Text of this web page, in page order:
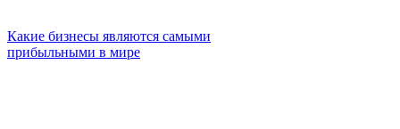
Какие бизнесы являются самыми
прибыльными в мире